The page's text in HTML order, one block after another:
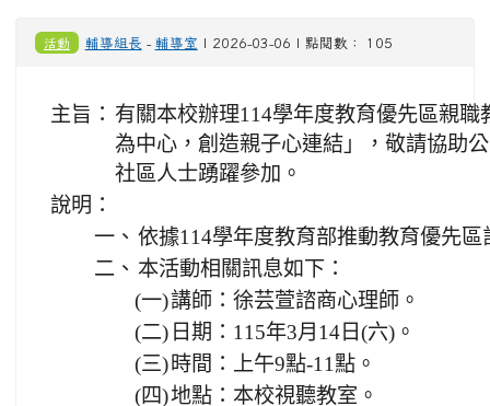
活動 輔導組長 - 輔導室 | 2026-03-06 | 點閱數： 105
主旨： 有關本校辦理114學年度教育優先區親
為中心，創造親子心連結」，敬請協助
社區人士踴躍參加。
說明：
一、 依據114學年度教育部推動教育優先區
二、 本活動相關訊息如下：
(一)講師：徐芸萱諮商心理師。
(二) 日期：115年3月14日(六)。
(三)時間：上午9點-11點。
(四)地點：本校視聽教室。